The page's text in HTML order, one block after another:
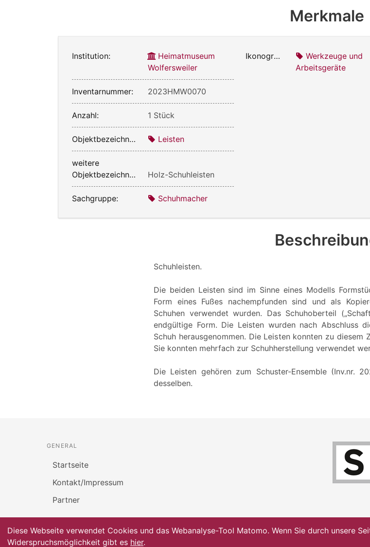
Merkmale
Institution:
Heimatmuseum
Wolfersweiler
Inventarnummer: 2023HMW0070
Anzahl: 1 Stück
Objektbezeichnung: Leisten
weitere
Objektbezeichnung:
Holz-Schuhleisten
Sachgruppe: Schuhmacher
Ikonografie:
Werkzeuge und
Arbeitsgeräte
Schuhleisten.
Die beiden Leisten sind im Sinne eines Modells
Form eines Fußes nachempfunden sind und als
Schuhen verwendet wurden. Das Schuhoberteil
endgültige Form. Die Leisten wurden nach Abschluss
Schuh herausgenommen. Die Leisten konnten zu
Sie konnten mehrfach zur Schuhherstellung verwendet
Die Leisten gehören zum Schuster-Ensemble (Inv.nr.
desselben.
GENERAL
Startseite
Kontakt/Impressum
Partner
Diese Webseite verwendet Cookies und das Webanalyse-Tool Matomo. Wenn Sie durch unsere
Widerspruchsmöglichkeit gibt es hier.